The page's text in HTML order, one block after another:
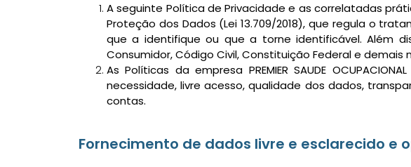
A seguinte Política de Privacidade e as correlatadas
Proteção dos Dados (Lei 13.709/2018), que regula o
que a identifique ou que a torne identificável. Além
Consumidor, Código Civil, Constituição Federal e demais
As Políticas da empresa PREMIER SAUDE
necessidade, livre acesso, qualidade dos dados,
contas.
Fornecimento de dados livre e esclarecido